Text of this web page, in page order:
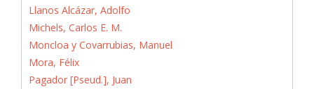
Llanos Alcázar, Adolfo
Michels, Carlos E. M.
Moncloa y Covarrubias, Manuel
Mora, Félix
Pagador [Pseud.], Juan